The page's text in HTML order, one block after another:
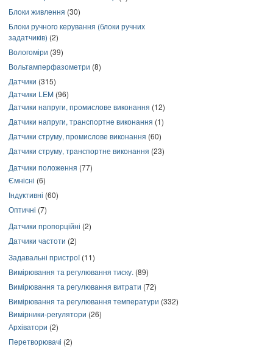
Блоки живлення (30)
Блоки ручного керування (блоки ручних
задатчиків) (2)
Вологоміри (39)
Вольтамперфазометри (8)
Датчики (315)
Датчики LEM (96)
Датчики напруги, промислове виконання (12)
Датчики напруги, транспортне виконання (1)
Датчики струму, промислове виконання (60)
Датчики струму, транспортне виконання (23)
Датчики положення (77)
Ємнісні (6)
Індуктивні (60)
Оптичні (7)
Датчики пропорційні (2)
Датчики частоти (2)
Задавальні пристрої(11)
Вимірювання та регулювання тиску. (89)
Вимірювання та регулювання витрати (72)
Вимірювання та регулювання температури (332)
Вимірники-регулятори (26)
Архіватори (2)
Перетворювачі (2)